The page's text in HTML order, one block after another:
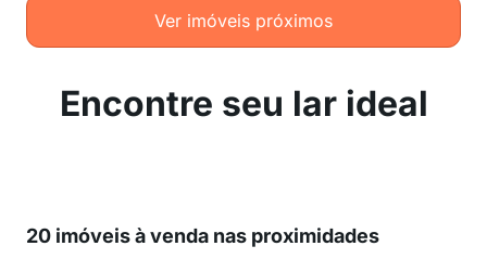
Ver imóveis próximos
Encontre seu lar ideal
20 imóveis à venda nas proximidades